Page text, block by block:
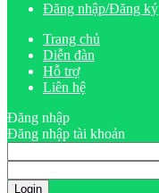
Đăng nhập/Đăng ký
Trang chủ
Diễn đàn
Hỗ trợ
Liên hệ
Đăng nhập
Đăng nhập tài khoản